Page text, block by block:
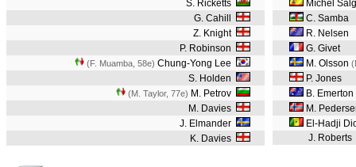
S. Ricketts
G. Cahill
Z. Knight
P. Robinson
(F. Muamba, 58e) Chung-Yong Lee
S. Holden
(M. Taylor, 77e) M. Petrov
M. Davies
J. Elmander
K. Davies
Míchel
C. Samba
R. Nelsen
G. Givet
M. Olsson
P. Jones
B. Emerton
M.
El-Hadji
J. Roberts